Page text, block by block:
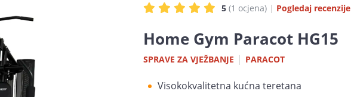
5(1 ocjena) | Pogledaj recenzije
Home Gym Paracot HG15
SPRAVE ZA VJEŽBANJE | PARACOT
Visokokvalitetna kućna teretana